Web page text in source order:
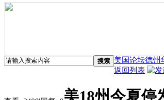
搜索 美国论坛德州
返回列表
美18州今夏停